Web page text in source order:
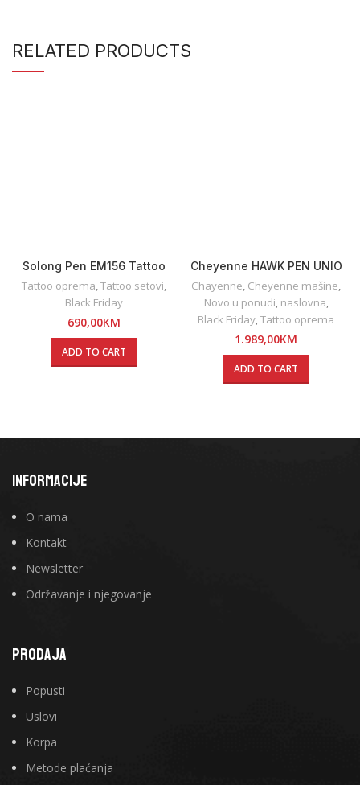
RELATED PRODUCTS
Solong Pen EM156 Tattoo
SET
Tattoo oprema Tattoo setovi
Black Friday
690,00KM
ADD TO CART
Cheyenne HAWK PEN UNIO
Chayenne Cheyenne mašine
Novo u ponudi naslovna
Black Friday Tattoo oprema
1.989,00KM
ADD TO CART
INFORMACIJE
O nama
Kontakt
Newsletter
Održavanje i njegovanje
PRODAJA
Popusti
Uslovi
Korpa
Metode plaćanja